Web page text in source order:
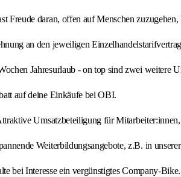
Freude daran, offen auf Menschen
an den jeweiligen
Jahresurlaub - on top sind zwei weitere
auf deine Einkäufe bei OBI.
Umsatzbeteiligung für
Weiterbildungsangebote, z.B. in
bei Interesse ein vergünstigtes Company-Bike.